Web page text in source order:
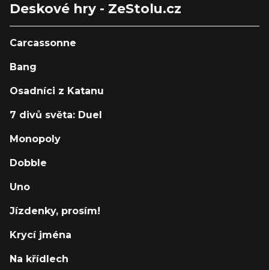
Deskové hry - ZeStolu.cz
Carcassonne
Bang
Osadníci z Katanu
7 divů světa: Duel
Monopoly
Dobble
Uno
Jízdenky, prosím!
Krycí jména
Na křídlech